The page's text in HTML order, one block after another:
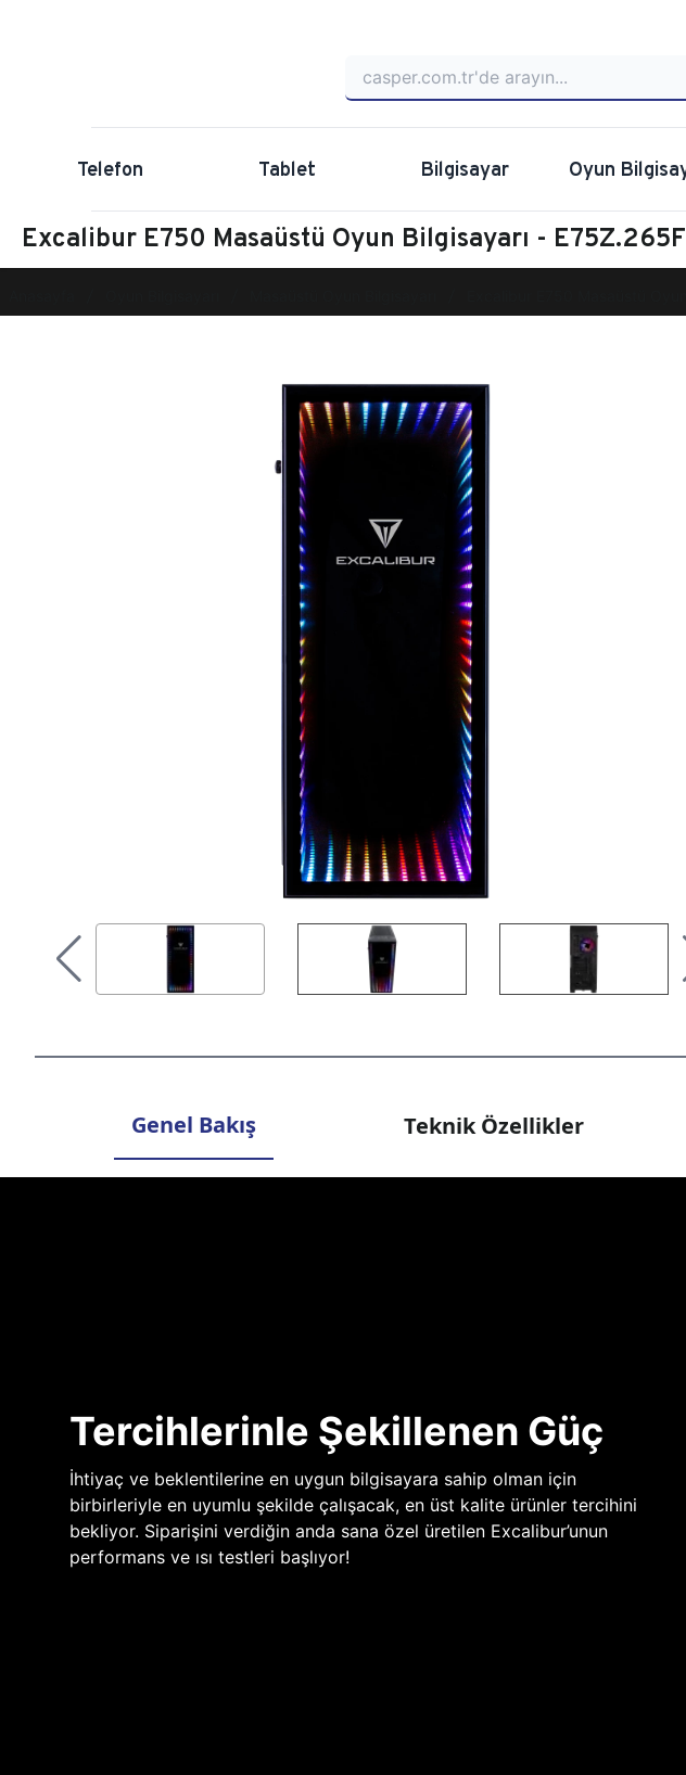
Telefon Tablet Bilgisayar Oyun
Excalibur E750 Masaüstü Oyun Bilgisayarı -
Genel Bakış Teknik Özellikler
Tercihlerinle Şekillenen Güç
İhtiyaç ve beklentilerine en uygun bilgisayara sahip olman için
birbirleriyle en uyumlu şekilde çalışacak, en üst kalite ürünler tercihini
bekliyor. Siparişini verdiğin anda sana özel üretilen Excalibur’unun
performans ve ısı testleri başlıyor!